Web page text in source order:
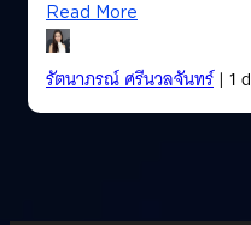
Read More
รัตนาภรณ์ ศรีนวลจันทร์| 1